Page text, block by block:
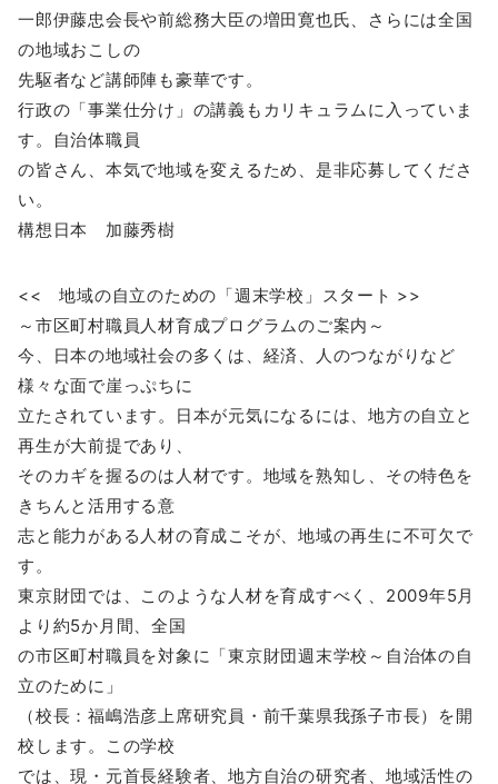
一郎伊藤忠会長や前総務大臣の増田寛也氏、さらには全国
の地域おこしの
先駆者など講師陣も豪華です。
行政の「事業仕分け」の講義もカリキュラムに入っていま
す。自治体職員
の皆さん、本気で地域を変えるため、是非応募してくださ
い。
構想日本 加藤秀樹
<< 地域の自立のための「週末学校」スタート >>
～市区町村職員人材育成プログラムのご案内～
今、日本の地域社会の多くは、経済、人のつながりなど
様々な面で崖っぷちに
立たされています。日本が元気になるには、地方の自立と
再生が大前提であり、
そのカギを握るのは人材です。地域を熟知し、その特色を
きちんと活用する意
志と能力がある人材の育成こそが、地域の再生に不可欠で
す。
東京財団では、このような人材を育成すべく、2009年5月
より約5か月間、全国
の市区町村職員を対象に「東京財団週末学校～自治体の自
立のために」
（校長：福嶋浩彦上席研究員・前千葉県我孫子市長）を開
校します。この学校
では、現・元首長経験者、地方自治の研究者、地域活性の